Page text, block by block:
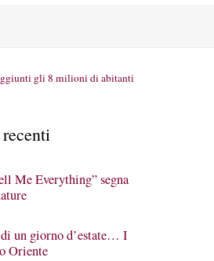
gli 8 milioni di abitanti
Me Everything” segna
un giorno d’estate… I
Oriente